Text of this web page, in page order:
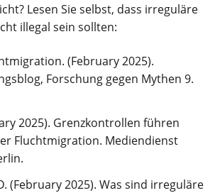
Lesen Sie selbst, dass irreguläre
illegal sein sollten:
(February 2025).
Forschung gegen Mythen 9.
2025). Grenzkontrollen führen
Fluchtmigration. Mediendienst
(February 2025). Was sind irreguläre